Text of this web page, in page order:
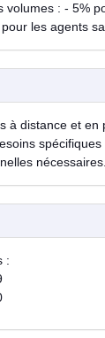
: - 5%
les agents
à distance et
nécessaires.
: